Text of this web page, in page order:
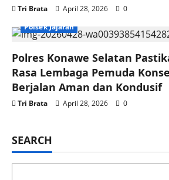
Tri Brata April 28, 2026
0
Polsek Jajaran
Polres Konawe Selatan
Rasa Lembaga Pemuda
Berjalan Aman dan Kondusif
Tri Brata April 28, 2026 0
SEARCH